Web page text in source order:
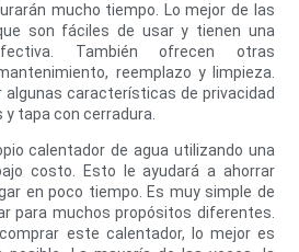
mucho tiempo. Lo mejor de las
son fáciles de usar y tienen una
También ofrecen otras
reemplazo y limpieza.
algunas características de privacidad
tapa con cerradura.
calentador de agua utilizando una
costo. Esto le ayudará a ahorrar
en poco tiempo. Es muy simple de
para muchos propósitos diferentes.
este calentador, lo mejor es